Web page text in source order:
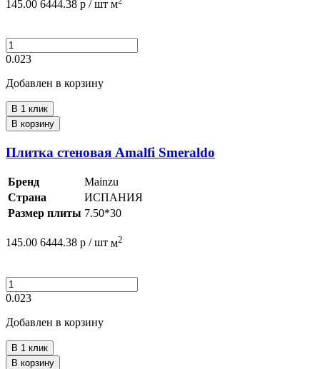
145.00 6444.38 р / шт м
0.023
Добавлен в корзину
В 1 клик
В корзину
Плитка стеновая Amalfi Smeraldo
Бренд
Mainzu
Страна
ИСПАНИЯ
Размер плиты 7.50*30
145.00 6444.38 р / шт м2
0.023
Добавлен в корзину
В 1 клик
В корзину